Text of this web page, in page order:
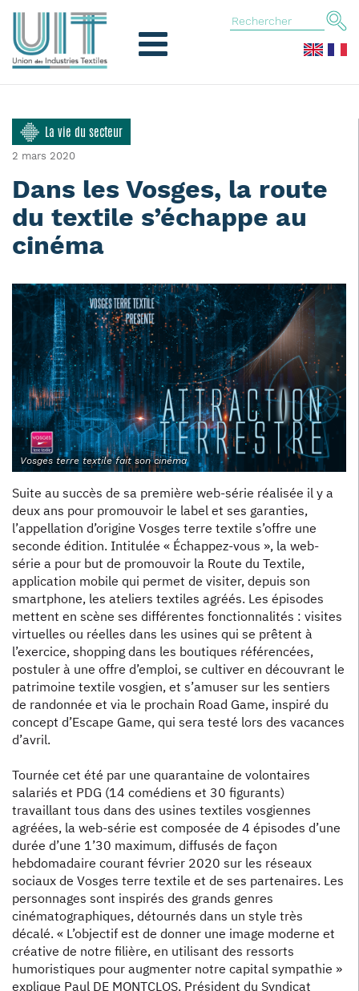
La vie du secteur
2 mars 2020
Dans les Vosges, la route
du textile s’échappe au
cinéma
Vosges terre textile fait son cinéma
Suite au succès de sa première web-série réalisée il y a
deux ans pour promouvoir le label et ses garanties,
l’appellation d’origine Vosges terre textile s’offre une
seconde édition. Intitulée « Échappez-vous », la web-
série a pour but de promouvoir la Route du Textile,
application mobile qui permet de visiter, depuis son
smartphone, les ateliers textiles agréés. Les épisodes
mettent en scène ses différentes fonctionnalités : visites
virtuelles ou réelles dans les usines qui se prêtent à
l’exercice, shopping dans les boutiques référencées,
postuler à une offre d’emploi, se cultiver en découvrant le
patrimoine textile vosgien, et s’amuser sur les sentiers
de randonnée et via le prochain Road Game, inspiré du
concept d’Escape Game, qui sera testé lors des vacances
d’avril.
Tournée cet été par une quarantaine de volontaires
salariés et PDG (14 comédiens et 30 figurants)
travaillant tous dans des usines textiles vosgiennes
agréées, la web-série est composée de 4 épisodes d’une
durée d’une 1’30 maximum, diffusés de façon
hebdomadaire courant février 2020 sur les réseaux
sociaux de Vosges terre textile et de ses partenaires. Les
personnages sont inspirés des grands genres
cinématographiques, détournés dans un style très
décalé. « L’objectif est de donner une image moderne et
créative de notre filière, en utilisant des ressorts
humoristiques pour augmenter notre capital sympathie »
explique Paul DE MONTCLOS, Président du Syndicat